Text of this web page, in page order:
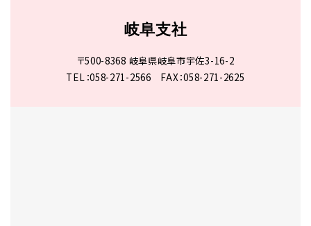
岐阜支社
〒500-8368 岐阜県岐阜市宇佐3-16-2
TEL：058-271-2566 FAX：058-271-2625